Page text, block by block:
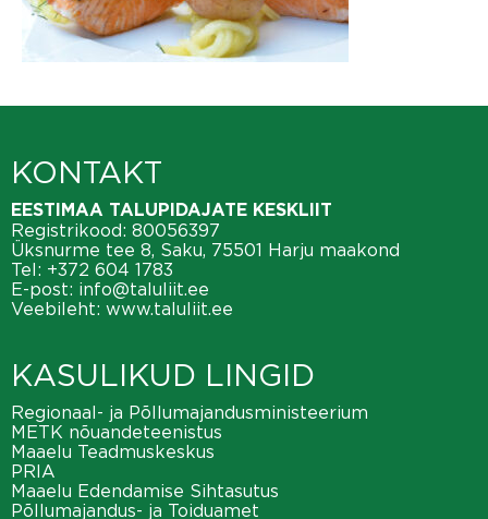
KONTAKT
EESTIMAA TALUPIDAJATE KESKLIIT
Registrikood: 80056397
Üksnurme tee 8, Saku, 75501 Harju maakond
Tel: +372 604 1783
E-post: info@taluliit.ee
Veebileht: www.taluliit.ee
KASULIKUD LINGID
Regionaal- ja Põllumajandusministeerium
METK nõuandeteenistus
Maaelu Teadmuskeskus
PRIA
Maaelu Edendamise Sihtasutus
Põllumajandus- ja Toiduamet